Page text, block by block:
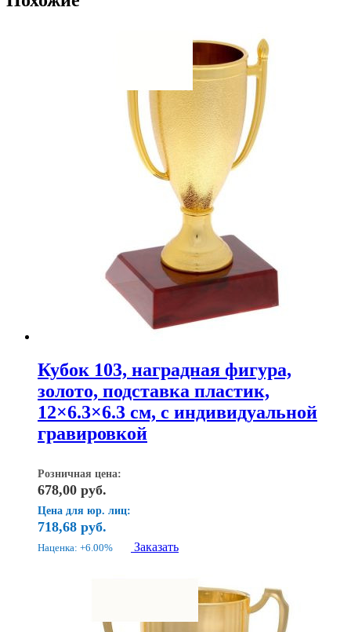
Кубок 103, наградная фигура,
золото, подставка пластик,
12×6.3×6.3 см, с индивидуальной
гравировкой
Розничная цена:
678,00 руб.
Цена для юр. лиц:
718,68 руб.
Наценка: +6.00% Заказать